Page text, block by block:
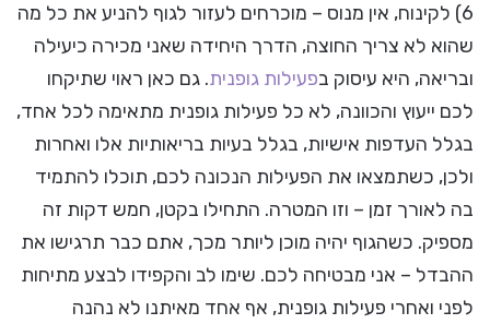
6) לקינוח, אין מנוס – מוכרחים לעזור לגוף להניע את כל מה
שהוא לא צריך החוצה, הדרך היחידה שאני מכירה כיעילה
ובריאה, היא עיסוק בפעילות גופנית. גם כאן ראוי שתיקחו
לכם ייעוץ והכוונה, לא כל פעילות גופנית מתאימה לכל אחד,
בגלל העדפות אישיות, בגלל בעיות בריאותיות אלו ואחרות
ולכן, כשתמצאו את הפעילות הנכונה לכם, תוכלו להתמיד
בה לאורך זמן – וזו המטרה. התחילו בקטן, חמש דקות זה
מספיק. כשהגוף יהיה מוכן ליותר מכך, אתם כבר תרגישו את
ההבדל – אני מבטיחה לכם. שימו לב והקפידו לבצע מתיחות
לפני ואחרי פעילות גופנית, אף אחד מאיתנו לא נהנה